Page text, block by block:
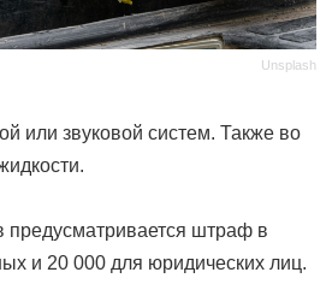
Unsplash
или звуковой систем. Также во
штраф в
и 20 000 для юридических лиц.